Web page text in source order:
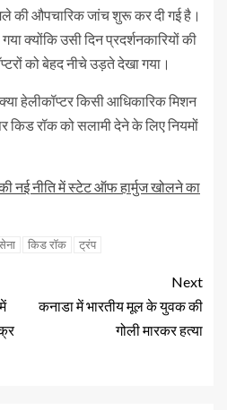
की औपचारिक जांच शुरू कर दी गई है।
क्योंकि उसी दिन प्रदर्शनकारियों की
को बेहद नीचे उड़ते देखा गया।
हेलीकॉप्टर किसी आधिकारिक मिशन
किड रॉक को सलामी देने के लिए नियमों
की नई नीति में स्टेट ऑफ हार्मुज खोलने का
किड रॉक ट्रंप
Next
कनाडा में भारतीय मूल के युवक की
गोली मारकर हत्या